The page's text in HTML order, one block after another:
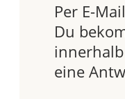
Per E-
Du
eine